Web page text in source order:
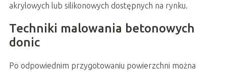
akrylowych lub silikonowych dostępnych na rynku.
Techniki malowania betonowych
donic
Po odpowiednim przygotowaniu powierzchni można